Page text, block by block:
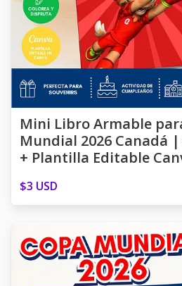
Mini Libro Armable
Mundial 2026 Canadá
+ Plantilla Editable
$3 USD